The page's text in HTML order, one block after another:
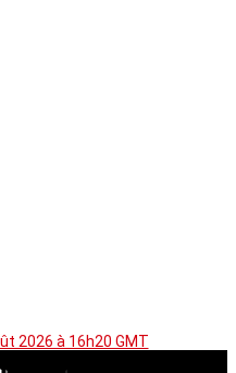
2026 à 16h20 GMT